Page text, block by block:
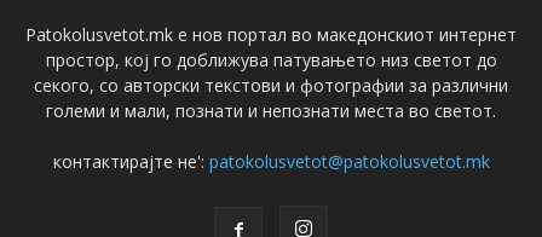
Patokolusvetot.mk е нов портал во македонскиот интернет
простор, кој го доближува патувањето низ светот до
секого, со авторски текстови и фотографии за различни
големи и мали, познати и непознати места во светот.
контактирајте не': patokolusvetot@patokolusvetot.mk